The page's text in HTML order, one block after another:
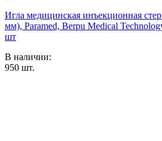
Игла медицинская инъекционная
мм), Paramed, Berpu Medical
шт
В наличии:
950 шт.